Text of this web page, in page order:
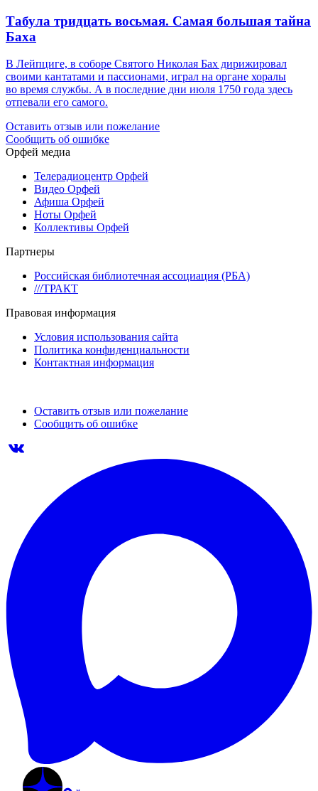
Табула тридцать восьмая. Самая большая тайна
Баха
В Лейпциге, в соборе Святого Николая Бах дирижировал
своими кантатами и пассионами, играл на органе хоралы
во время службы. А в последние дни июля 1750 года здесь
отпевали его самого.
Оставить отзыв или пожелание
Сообщить об ошибке
Орфей медиа
Телерадиоцентр Орфей
Видео Орфей
Афиша Орфей
Ноты Орфей
Коллективы Орфей
Партнеры
Российская библиотечная ассоциация (РБА)
///ТРАКТ
Правовая информация
Условия использования сайта
Политика конфиденциальности
Контактная информация
Оставить отзыв или пожелание
Сообщить об ошибке